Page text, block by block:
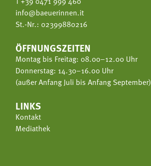
info@baeuerinnen.it
St.-Nr.: 02399880216
ÖFFNUNGSZEITEN
Montag bis Freitag: 08.00–12.00 Uhr
Donnerstag: 14.30–16.00 Uhr
(außer Anfang Juli bis Anfang September)
LINKS
Kontakt
Mediathek